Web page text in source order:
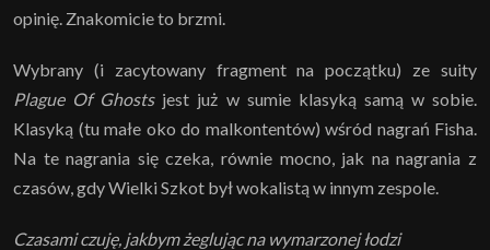
opinię. Znakomicie to brzmi.
Wybrany (i zacytowany fragment na początku) ze suity
Plague Of Ghosts jest już w sumie klasyką samą w sobie.
Klasyką (tu małe oko do malkontentów) wśród nagrań Fisha.
Na te nagrania się czeka, równie mocno, jak na nagrania z
czasów, gdy Wielki Szkot był wokalistą w innym zespole.
Czasami czuję, jakbym żeglując na wymarzonej łodzi